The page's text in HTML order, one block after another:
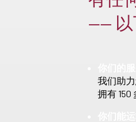
—— 以
我们助
拥有 150
你们能